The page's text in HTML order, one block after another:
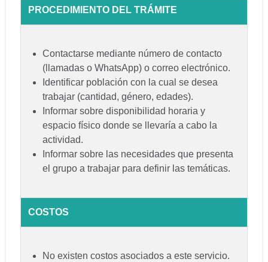
PROCEDIMIENTO DEL TRÁMITE
Contactarse mediante número de contacto
(llamadas o WhatsApp) o correo electrónico.
Identificar población con la cual se desea
trabajar (cantidad, género, edades).
Informar sobre disponibilidad horaria y
espacio físico donde se llevaría a cabo la
actividad.
Informar sobre las necesidades que presenta
el grupo a trabajar para definir las temáticas.
COSTOS
No existen costos asociados a este servicio.